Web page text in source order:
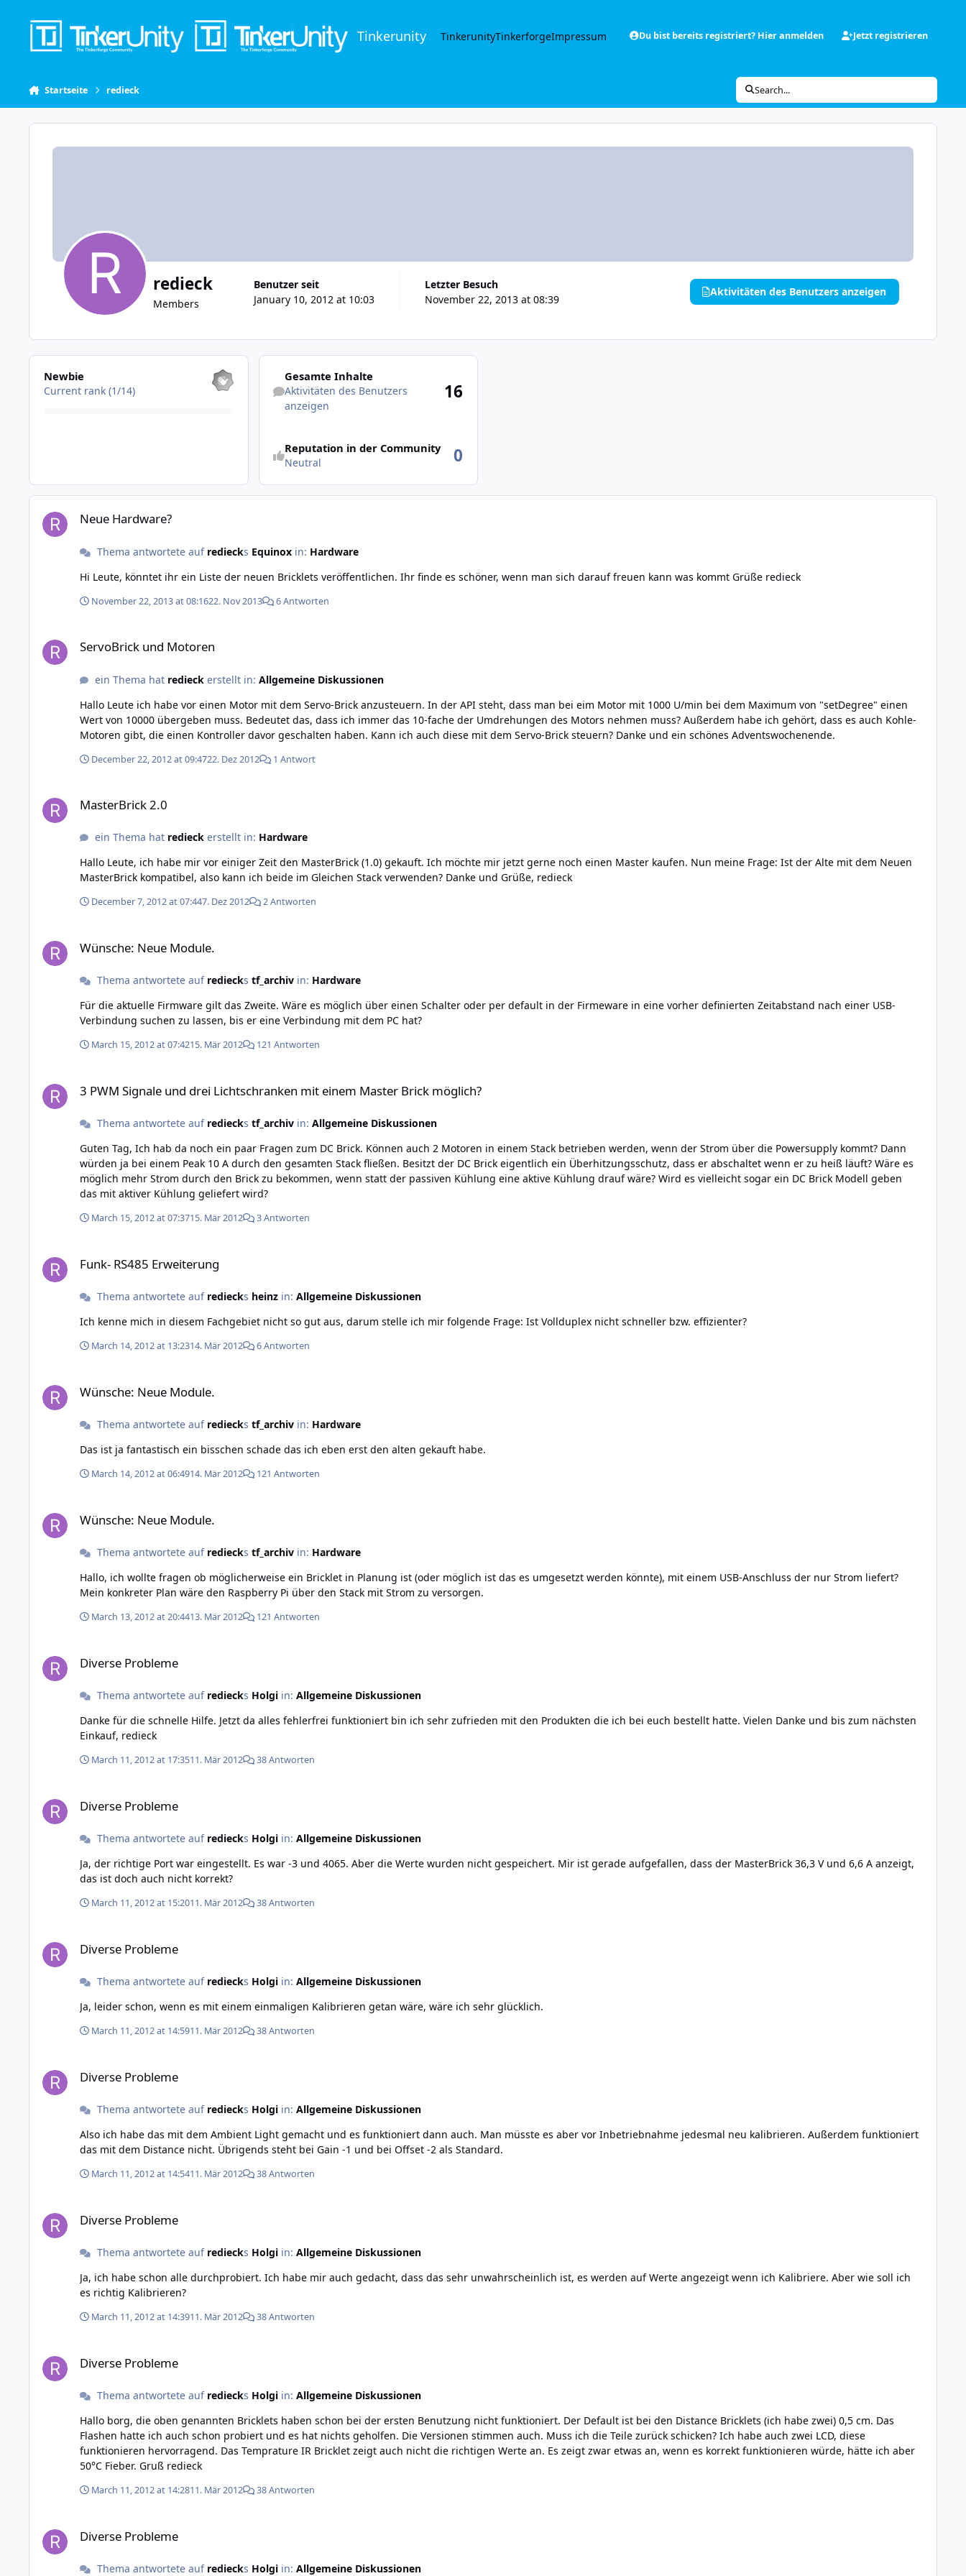
Tinkerunity TinkerunityTinkerforgeImpressum Du bist bereits registriert? Hier anmelden Jetzt registrieren
Startseite redieck Search...
redieck
Members
Benutzer seit
January 10, 2012 at 10:03
Letzter Besuch
November 22, 2013 at 08:39
Aktivitäten des Benutzers anzeigen
Alle anzeigen
Newbie
Current rank (1/14)
Aktivitäten des Benutzers anzeigen
Gesamte Inhalte
Aktivitäten des Benutzers
anzeigen
16
Reputation in der Community
Neutral 0
Neue Hardware?
Neue Hardware?
Thema antwortete auf rediecks Equinoxin: Hardware
Hi Leute, könntet ihr ein Liste der neuen Bricklets veröffentlichen. Ihr finde es schöner, wenn man sich darauf freuen kann was kommt Grüße redieck
November 22, 2013 at 08:1622. Nov 2013 6 Antworten
ServoBrick und Motoren
ein Thema hat redieckerstellt in: Allgemeine Diskussionen
Hallo Leute ich habe vor einen Motor mit dem Servo-Brick anzusteuern. In der API steht, dass man bei eim Motor mit 1000 U/min bei dem Maximum von "setDegree" einen
Wert von 10000 übergeben muss. Bedeutet das, dass ich immer das 10-fache der Umdrehungen des Motors nehmen muss? Außerdem habe ich gehört, dass es auch Kohle-
Motoren gibt, die einen Kontroller davor geschalten haben. Kann ich auch diese mit dem Servo-Brick steuern? Danke und ein schönes Adventswochenende.
December 22, 2012 at 09:4722. Dez 2012 1 Antwort
MasterBrick 2.0
ein Thema hat redieckerstellt in: Hardware
Hallo Leute, ich habe mir vor einiger Zeit den MasterBrick (1.0) gekauft. Ich möchte mir jetzt gerne noch einen Master kaufen. Nun meine Frage: Ist der Alte mit dem Neuen
MasterBrick kompatibel, also kann ich beide im Gleichen Stack verwenden? Danke und Grüße, redieck
December 7, 2012 at 07:447. Dez 2012 2 Antworten
Wünsche: Neue Module.
Thema antwortete auf rediecks tf_archivin: Hardware
Für die aktuelle Firmware gilt das Zweite. Wäre es möglich über einen Schalter oder per default in der Firmeware in eine vorher definierten Zeitabstand nach einer USB-
Verbindung suchen zu lassen, bis er eine Verbindung mit dem PC hat?
March 15, 2012 at 07:4215. Mär 2012 121 Antworten
3 PWM Signale und drei Lichtschranken mit einem Master Brick möglich?
Thema antwortete auf rediecks tf_archivin: Allgemeine Diskussionen
Guten Tag, Ich hab da noch ein paar Fragen zum DC Brick. Können auch 2 Motoren in einem Stack betrieben werden, wenn der Strom über die Powersupply kommt? Dann
würden ja bei einem Peak 10 A durch den gesamten Stack fließen. Besitzt der DC Brick eigentlich ein Überhitzungsschutz, dass er abschaltet wenn er zu heiß läuft? Wäre es
möglich mehr Strom durch den Brick zu bekommen, wenn statt der passiven Kühlung eine aktive Kühlung drauf wäre? Wird es vielleicht sogar ein DC Brick Modell geben
das mit aktiver Kühlung geliefert wird?
March 15, 2012 at 07:3715. Mär 2012 3 Antworten
Funk- RS485 Erweiterung
Thema antwortete auf rediecks heinzin: Allgemeine Diskussionen
Ich kenne mich in diesem Fachgebiet nicht so gut aus, darum stelle ich mir folgende Frage: Ist Vollduplex nicht schneller bzw. effizienter?
March 14, 2012 at 13:2314. Mär 2012 6 Antworten
Wünsche: Neue Module.
Thema antwortete auf rediecks tf_archivin: Hardware
Das ist ja fantastisch ein bisschen schade das ich eben erst den alten gekauft habe.
March 14, 2012 at 06:4914. Mär 2012 121 Antworten
Wünsche: Neue Module.
Thema antwortete auf rediecks tf_archivin: Hardware
Hallo, ich wollte fragen ob möglicherweise ein Bricklet in Planung ist (oder möglich ist das es umgesetzt werden könnte), mit einem USB-Anschluss der nur Strom liefert?
Mein konkreter Plan wäre den Raspberry Pi über den Stack mit Strom zu versorgen.
March 13, 2012 at 20:4413. Mär 2012 121 Antworten
Diverse Probleme
Thema antwortete auf rediecks Holgiin: Allgemeine Diskussionen
Danke für die schnelle Hilfe. Jetzt da alles fehlerfrei funktioniert bin ich sehr zufrieden mit den Produkten die ich bei euch bestellt hatte. Vielen Danke und bis zum nächsten
Einkauf, redieck
March 11, 2012 at 17:3511. Mär 2012 38 Antworten
Diverse Probleme
Thema antwortete auf rediecks Holgiin: Allgemeine Diskussionen
Ja, der richtige Port war eingestellt. Es war -3 und 4065. Aber die Werte wurden nicht gespeichert. Mir ist gerade aufgefallen, dass der MasterBrick 36,3 V und 6,6 A anzeigt,
das ist doch auch nicht korrekt?
March 11, 2012 at 15:2011. Mär 2012 38 Antworten
Diverse Probleme
Thema antwortete auf rediecks Holgiin: Allgemeine Diskussionen
Ja, leider schon, wenn es mit einem einmaligen Kalibrieren getan wäre, wäre ich sehr glücklich.
March 11, 2012 at 14:5911. Mär 2012 38 Antworten
Diverse Probleme
Thema antwortete auf rediecks Holgiin: Allgemeine Diskussionen
Also ich habe das mit dem Ambient Light gemacht und es funktioniert dann auch. Man müsste es aber vor Inbetriebnahme jedesmal neu kalibrieren. Außerdem funktioniert
das mit dem Distance nicht. Übrigends steht bei Gain -1 und bei Offset -2 als Standard.
March 11, 2012 at 14:5411. Mär 2012 38 Antworten
Diverse Probleme
Thema antwortete auf rediecks Holgiin: Allgemeine Diskussionen
Ja, ich habe schon alle durchprobiert. Ich habe mir auch gedacht, dass das sehr unwahrscheinlich ist, es werden auf Werte angezeigt wenn ich Kalibriere. Aber wie soll ich
es richtig Kalibrieren?
March 11, 2012 at 14:3911. Mär 2012 38 Antworten
Diverse Probleme
Thema antwortete auf rediecks Holgiin: Allgemeine Diskussionen
Hallo borg, die oben genannten Bricklets haben schon bei der ersten Benutzung nicht funktioniert. Der Default ist bei den Distance Bricklets (ich habe zwei) 0,5 cm. Das
Flashen hatte ich auch schon probiert und es hat nichts geholfen. Die Versionen stimmen auch. Muss ich die Teile zurück schicken? Ich habe auch zwei LCD, diese
funktionieren hervorragend. Das Temprature IR Bricklet zeigt auch nicht die richtigen Werte an. Es zeigt zwar etwas an, wenn es korrekt funktionieren würde, hätte ich aber
50°C Fieber. Gruß redieck
March 11, 2012 at 14:2811. Mär 2012 38 Antworten
Diverse Probleme
Thema antwortete auf rediecks Holgiin: Allgemeine Diskussionen